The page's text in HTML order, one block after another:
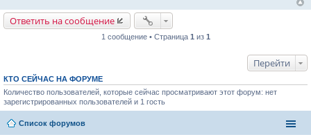
Ответить на сообщение
1 сообщение • Страница 1 из 1
Перейти
КТО СЕЙЧАС НА ФОРУМЕ
Количество пользователей, которые сейчас просматривают этот форум: нет
зарегистрированных пользователей и 1 гость
Список форумов